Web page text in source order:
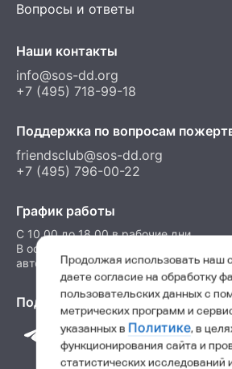
Вопросы и ответы
Наши контакты
info@sos-dd.org
+7 (495) 718-99-18
Поддержка по вопросам
friendsclub@sos-dd.org
+7 (495) 796-00-22
График работы
C 10.00 до 18.00 в рабочие дни
В остальные часы можно оставить
автоответчик
Подпишитесь на нас в соц. сетях
Продолжая использовать наш
даете согласие на обработку
пользовательских данных с
метрических программ и
указанных в Политике, в
функционирования сайта и
статистических исследований